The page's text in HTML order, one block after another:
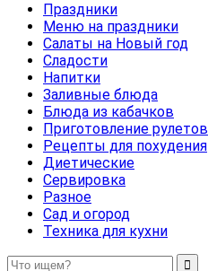
Праздники
Меню на праздники
Салаты на Новый год
Сладости
Напитки
Заливные блюда
Блюда из кабачков
Приготовление рулетов
Рецепты для похудения
Диетические
Сервировка
Разное
Сад и огород
Техника для кухни